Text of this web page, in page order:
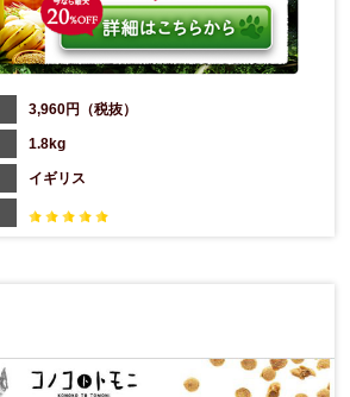
3,960円（税抜）
1.8kg
イギリス